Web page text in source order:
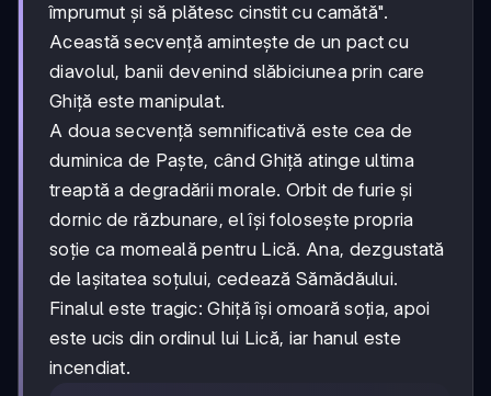
împrumut și să plătesc cinstit cu camătă".
Această secvență amintește de un pact cu
diavolul, banii devenind slăbiciunea prin care
Ghiță este manipulat.
A doua secvență semnificativă este cea de
duminica de Paște, când Ghiță atinge ultima
treaptă a degradării morale. Orbit de furie și
dornic de răzbunare, el își folosește propria
soție ca momeală pentru Lică. Ana, dezgustată
de lașitatea soțului, cedează Sămădăului.
Finalul este tragic: Ghiță își omoară soția, apoi
este ucis din ordinul lui Lică, iar hanul este
incendiat.